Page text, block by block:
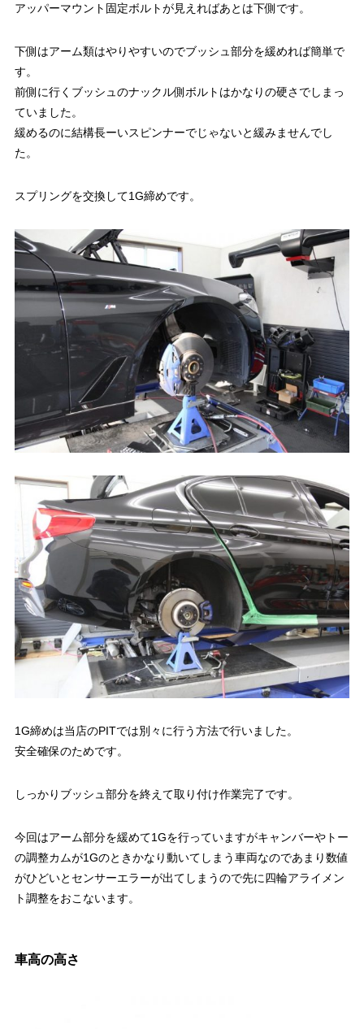
アッパーマウント固定ボルトが見えればあとは下側です。
下側はアーム類はやりやすいのでブッシュ部分を緩めれば簡単で
す。
前側に行くブッシュのナックル側ボルトはかなりの硬さでしまっ
ていました。
緩めるのに結構長ーいスピンナーでじゃないと緩みませんでし
た。
スプリングを交換して1G締めです。
1G締めは当店のPITでは別々に行う方法で行いました。
安全確保のためです。
しっかりブッシュ部分を終えて取り付け作業完了です。
今回はアーム部分を緩めて1Gを行っていますがキャンバーやトー
の調整カムが1Gのときかなり動いてしまう車両なのであまり数値
がひどいとセンサーエラーが出てしまうので先に四輪アライメン
ト調整をおこないます。
車高の高さ